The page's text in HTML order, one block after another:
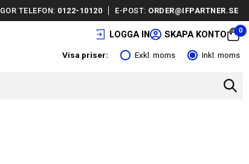
TELEFON: 0122-10120 E-POST: ORDER@IFPARTNER.SE
LOGGA IN SKAPA KONTO 0
Visa priser: Exkl. moms Inkl. moms